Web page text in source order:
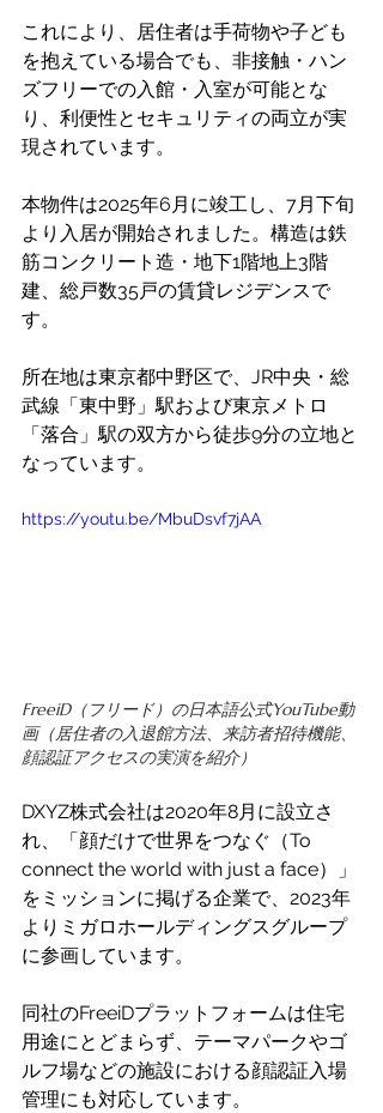
これにより、居住者は手荷物や子ども
を抱えている場合でも、非接触・ハン
ズフリーでの入館・入室が可能とな
り、利便性とセキュリティの両立が実
現されています。
本物件は2025年6月に竣工し、7月下旬
より入居が開始されました。構造は鉄
筋コンクリート造・地下1階地上3階
建、総戸数35戸の賃貸レジデンスで
す。
所在地は東京都中野区で、JR中央・総
武線「東中野」駅および東京メトロ
「落合」駅の双方から徒歩9分の立地と
なっています。
https://youtu.be/MbuDsvf7jAA
FreeiD（フリード）の日本語公式YouTube動
画（居住者の入退館方法、来訪者招待機能、
顔認証アクセスの実演を紹介）
DXYZ株式会社は2020年8月に設立さ
れ、「顔だけで世界をつなぐ（To
connect the world with just a face）」
をミッションに掲げる企業で、2023年
よりミガロホールディングスグループ
に参画しています。
同社のFreeiDプラットフォームは住宅
用途にとどまらず、テーマパークやゴ
ルフ場などの施設における顔認証入場
管理にも対応しています。